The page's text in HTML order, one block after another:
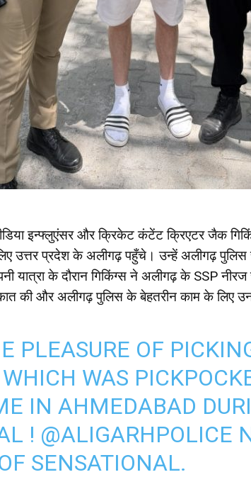
इन्फ्लुएंसर और क्रिकेट कंटेंट क्रिएटर जैक
उत्तर प्रदेश के अलीगढ़ पहुँचे। उन्हें अलीगढ़
यात्रा के दौरान गिकिंग्स ने अलीगढ़ के SSP नीरज
की और अलीगढ़ पुलिस के बेहतरीन काम के लिए
PLEASURE OF
WAS
IN AHMEDABAD
! @ALIGARHPOLICE
SENSATIONAL.